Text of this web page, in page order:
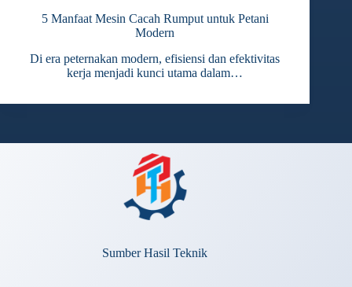
5 Manfaat Mesin Cacah Rumput untuk Petani
Modern
Di era peternakan modern, efisiensi dan efektivitas
kerja menjadi kunci utama dalam…
Sumber Hasil Teknik